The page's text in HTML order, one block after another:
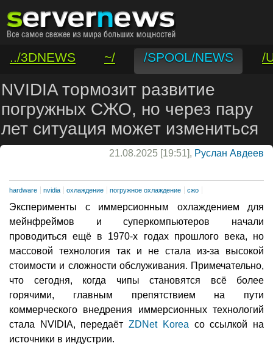
../3DNEWS ~/ /SPOOL/NEWS
/
/VAR/CONTACT
NVIDIA тормозит развитие
погружных СЖО, но через пару
лет ситуация может измениться
21.08.2025 [19:51], Руслан Авдеев
hardware nvidia охлаждение погружное охлаждение сжо
Эксперименты с иммерсионным охлаждением для
мейнфреймов и суперкомпьютеров начали
проводиться ещё в 1970-х годах прошлого века, но
массовой технология так и не стала из-за высокой
стоимости и сложности обслуживания. Примечательно,
что сегодня, когда чипы становятся всё более
горячими, главным препятствием на пути
коммерческого внедрения иммерсионных технологий
стала NVIDIA, передаётZDNet Korea со ссылкой на
источники в индустрии.